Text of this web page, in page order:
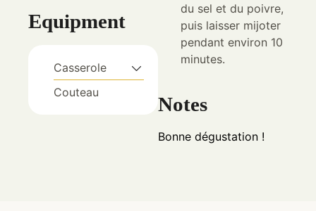
Equipment
Casserole
Couteau
du sel et du poivre,
puis laisser mijoter
pendant environ 10
minutes.
Notes
Bonne dégustation !